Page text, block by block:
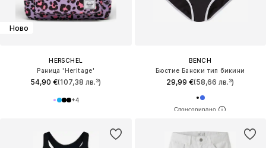
Ново
HERSCHEL
Раница 'Heritage'
54,90 €(107,38 лв.³)
+4
BENCH
Бюстие Бански тип бикини
29,99 €(58,66 лв.³)